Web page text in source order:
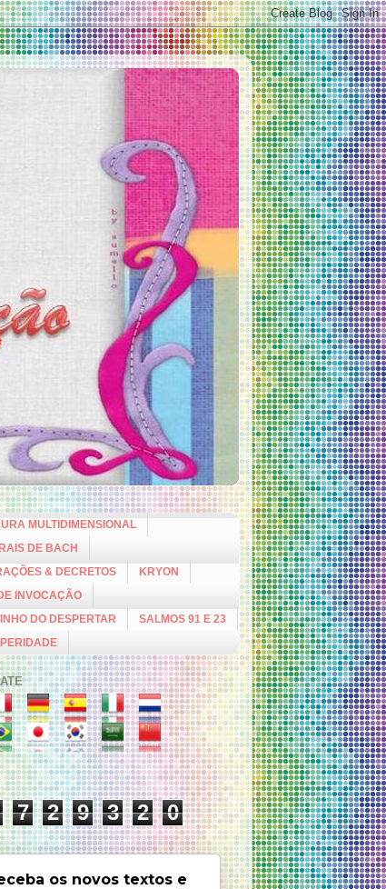
MULTIDIMENSIONAL
DE BACH
& DECRETOS
KRYON
INVOCAÇÃO
DO DESPERTAR
SALMOS 91 E 23
7 2 9 3 2 0
os novos textos e